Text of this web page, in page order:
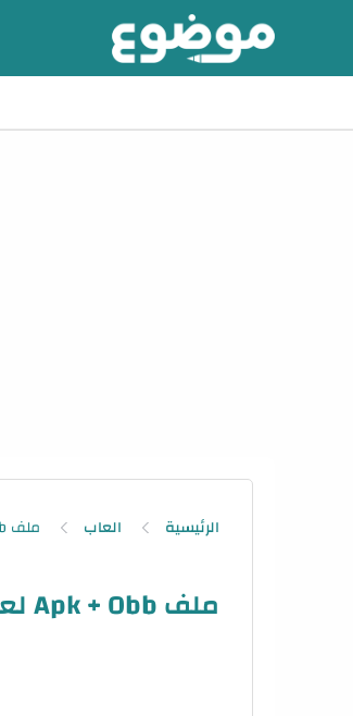
الرئيسية العاب
ملف Apk + Obb لعبة فيفا موبايل النسخة الكورية